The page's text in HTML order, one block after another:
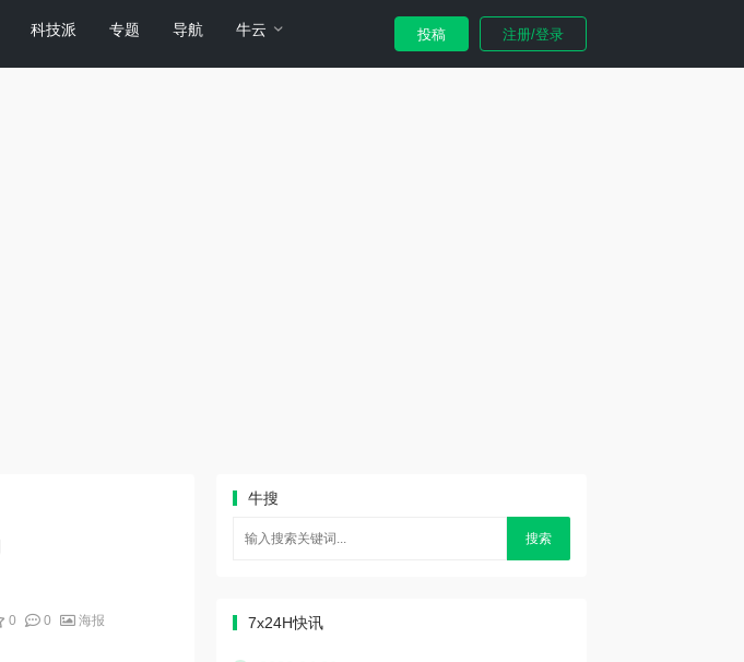
科技派 专题 导航 牛云 投稿 注册/登录
0 0 海报
牛搜
搜索
7x24H快讯